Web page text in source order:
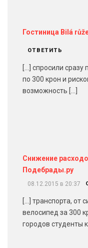
Гостиница Bilá
ОТВЕТИТЬ
[…] спросили
по 300 крон и
возможность […]
Снижение
Подебрады.ру
08.12.2015 в 20:37
[…] транспорта, от
велосипед за 300
городов студенты